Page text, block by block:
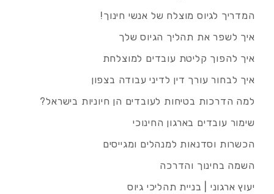
המדריך לגיוס מוצלח של אנשי חינוך!
איך לשפר את תהליך הגיוס שלך
איך להפוך קליטת עובדים למוצלחת
איך לבחור עורך דין לדיני עבודה בצפון
למה הדרכות בטיחות לעובדים הן חיוניות בישראל?
שימור עובדים בארגון החינוכי
הכשרות וסדנאות למנהלים ומגייסים
השמה בחינוך והדרכה
יעוץ ארגוני | בניית תהליכי גיוס